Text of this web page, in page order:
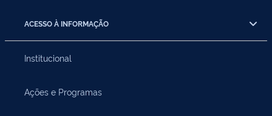
ACESSO À INFORMAÇÃO
Institucional
Ações e Programas